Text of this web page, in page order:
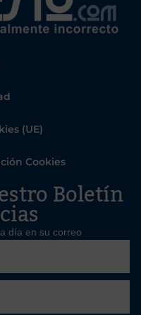
(UE)
Cookies
Boletín
día en su correo